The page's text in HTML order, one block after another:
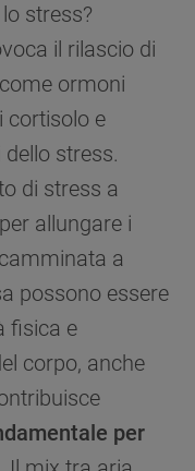
stress?
il rilascio di
ormoni
cortisolo e
stress.
di stress a
allungare i
a
possono essere
fisica e
corpo, anche
per
alla
MIE
preferenze.